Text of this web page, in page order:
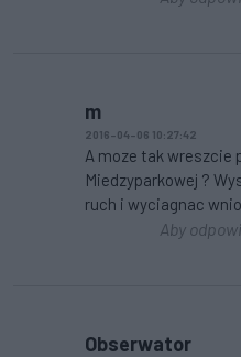
m
2016-04-06 10:27:42
A moze tak wreszcie
Miedzyparkowej ?
ruch i wyciagnac
Aby
Obserwator